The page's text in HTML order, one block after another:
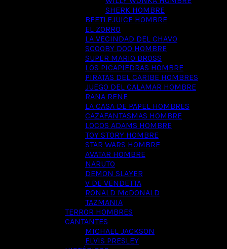
SHERK HOMBRE
BEETLEJUICE HOMBRE
EL ZORRO
LA VECINDAD DEL CHAVO
SCOOBY DOO HOMBRE
SUPER MARIO BROSS
LOS PICAPIEDRAS HOMBRE
PIRATAS DEL CARIBE HOMBRES
JUEGO DEL CALAMAR HOMBRE
RANA RENE
LA CASA DE PAPEL HOMBRES
CAZAFANTASMAS HOMBRE
LOCOS ADAMS HOMBRE
TOY STORY HOMBRE
STAR WARS HOMBRE
AVATAR HOMBRE
NARUTO
DEMON SLAYER
V DE VENDETTA
RONALD McDONALD
TAZMANIA
TERROR HOMBRES
CANTANTES
MICHAEL JACKSON
ELVIS PRESLEY